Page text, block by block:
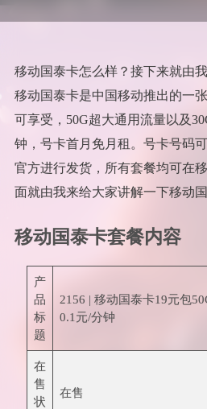
移动国泰卡怎么样？接下来就由
移动国泰卡是中国移动推出的一
可享受，50G超大通用流量以及
钟，号卡首月免月租。号卡号码
官方进行发货，所有套餐均可在
面就由我来给大家讲解一下移动
移动国泰卡套餐内容
产
品
标
题
2156 | 移动国泰卡19元包
0.1元/分钟
在
售
状
在售